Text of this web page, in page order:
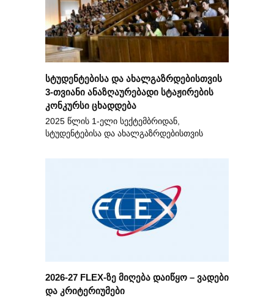
სტუდენტებისა და ახალგაზრდებისთვის
3-თვიანი ანაზღაურებადი სტაჟირების
კონკურსი ცხადდება
2025 წლის 1-ელი სექტემბრიდან,
სტუდენტებისა და ახალგაზრდებისთვის
2026-27 FLEX-ზე მიღება დაიწყო – ვადები
და კრიტერიუმები